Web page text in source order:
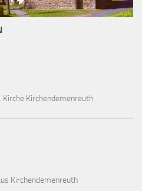
Kirche Kirchendemenreuth
Kirchendemenreuth